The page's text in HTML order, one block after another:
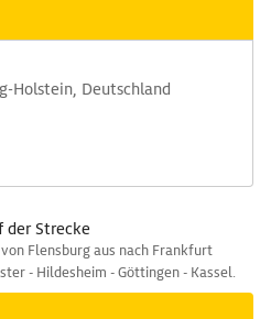
Holstein, Deutschland
der Strecke
Flensburg aus nach Frankfurt
- Hildesheim - Göttingen - Kassel.